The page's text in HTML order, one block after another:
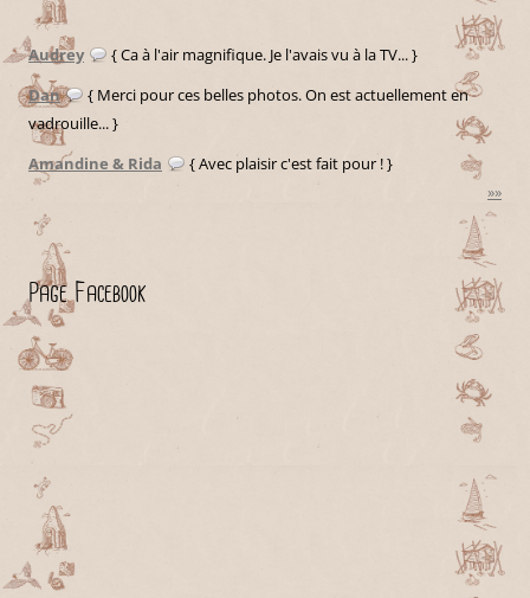
Audrey
{ Ca à l'air magnifique. Je l'avais vu à la TV... }
Dan
{ Merci pour ces belles photos. On est actuellement en
vadrouille... }
Amandine & Rida
{ Avec plaisir c'est fait pour ! }
»»
Page Facebook